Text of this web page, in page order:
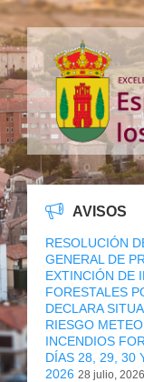
AVISOS
RESOLUCIÓN
GENERAL DE
EXTINCIÓN DE
FORESTALES
DECLARA
RIESGO
INCENDIOS
DÍAS 28, 29, 30
2026 28 julio, 2026